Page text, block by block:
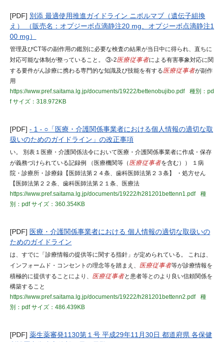
[PDF] 別添 最適使用推進ガイドライン ニボルマブ（遺伝子組換
え） （販売名：オプジーボ点滴静注20 mg、オプジーボ点滴静注1
00 mg）
管理及びCT等の副作用の鑑別に必要な検査の結果が当日中に得られ、直ちに
対応可能な体制が整っていること。 ③-2医療従事者による有害事象対応に関
する要件がん診療に携わる専門的な知識及び技能を有する医療従事者が副作
用
https://www.pref.saitama.lg.jp/documents/19222/bettenobujibo.pdf
種別：pd
fサイズ：318.972KB
[PDF] - 1 - ○「医療・介護関係事業者における個人情報の適切な取
扱いのためのガイドライン」の改正事項
い。 別表１医療・介護関係法令において医療・介護関係事業者に作成・保存
が義務づけられている記録例 （医療機関等（ 医療従事者を含む）） １病
院・診療所・診療録【医師法第２４条、歯科医師法第２３条】 ・処方せん
【医師法第２２条、歯科医師法第２１条、医療法
https://www.pref.saitama.lg.jp/documents/19222/h281201bettenn1.pdf
種
別：pdfサイズ：360.354KB
[PDF] 医療・介護関係事業者における 個人情報の適切な取扱いの
ためのガイドライン
は、すでに「診療情報の提供等に関する指針」が定められている。 これは、
インフォームド・コンセントの理念等を踏まえ、 医療従事者等が診療情報を
積極的に提供することにより、 医療従事者と患者等とのより良い信頼関係を
構築すること
https://www.pref.saitama.lg.jp/documents/19222/h281201bettenn2.pdf
種
別：pdfサイズ：486.439KB
[PDF] 薬生薬審発1130第１号 平成29年11月30日 都道府県 各保健